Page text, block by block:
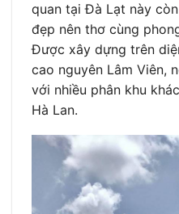
quan tại Đà Lạt này
đẹp nên thơ cùng
Được xây dựng trên
cao nguyên Lâm Viên,
với nhiều phân khu
Hà Lan.